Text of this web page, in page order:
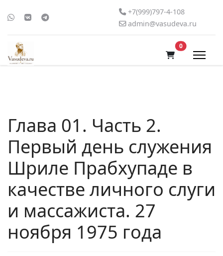
+7(999)797-4-108
admin@vasudeva.ru
0В корзину
Глава 01. Часть 2.
Первый день служения
Шриле Прабхупаде в
качестве личного слуги
и массажиста. 27
ноября 1975 года